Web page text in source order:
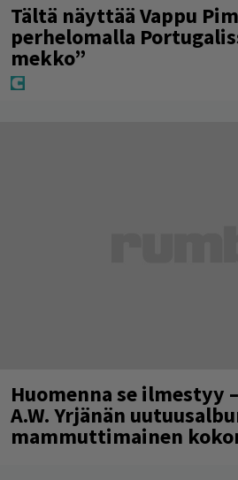
Tältä näyttää Vappu
perhelomalla
mekko”
Huomenna se ilmestyy
A.W. Yrjänän
mammuttimainen